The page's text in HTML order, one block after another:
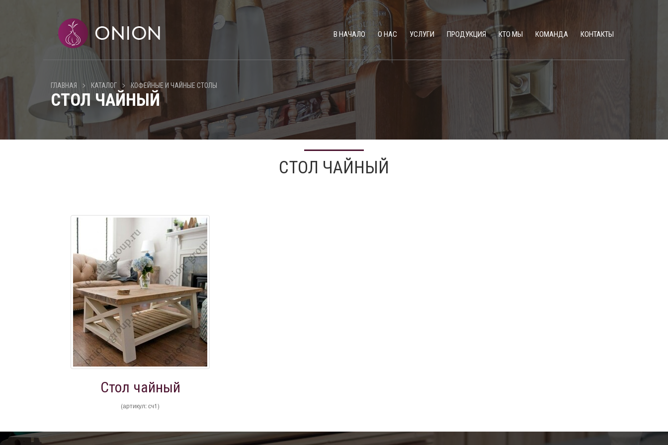
В НАЧАЛО О НАС УСЛУГИ ПРОДУКЦИЯ КТО МЫ КОМАНДА КОНТАКТЫ
ГЛАВНАЯ > КАТАЛОГ > КОФЕЙНЫЕ И ЧАЙНЫЕ СТОЛЫ
СТОЛ ЧАЙНЫЙ
СТОЛ ЧАЙНЫЙ
Стол чайный
(артикул: сч1)